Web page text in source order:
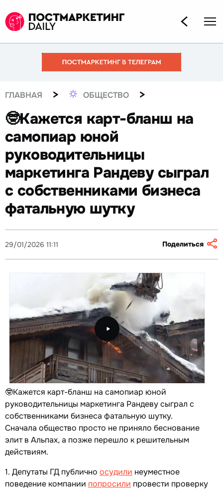
ГЛАВНАЯ > ОБЩЕСТВО >
🤓Кажется карт-бланш на
самопиар юной
руководительницы
маркетинга Рандеву сыграл
с собственниками бизнеса
фатальную шутку
29/01/2026 11:11 Поделиться
🤓Кажется карт-бланш на самопиар юной
руководительницы маркетинга Рандеву сыграл с
собственниками бизнеса фатальную шутку.
Сначала общество просто не приняло беснование
элит в Альпах, а позже перешло к решительным
действиям.
1. Депутаты ГД публично осудили неуместное
поведение компании попросили провести проверку